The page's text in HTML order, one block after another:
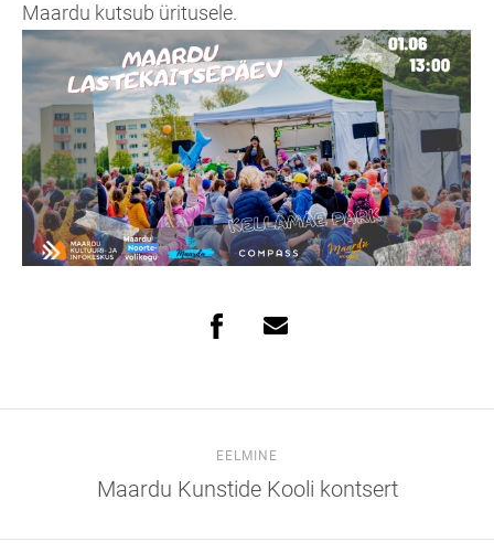
Maardu kutsub üritusele.
EELMINE
Maardu Kunstide Kooli kontsert